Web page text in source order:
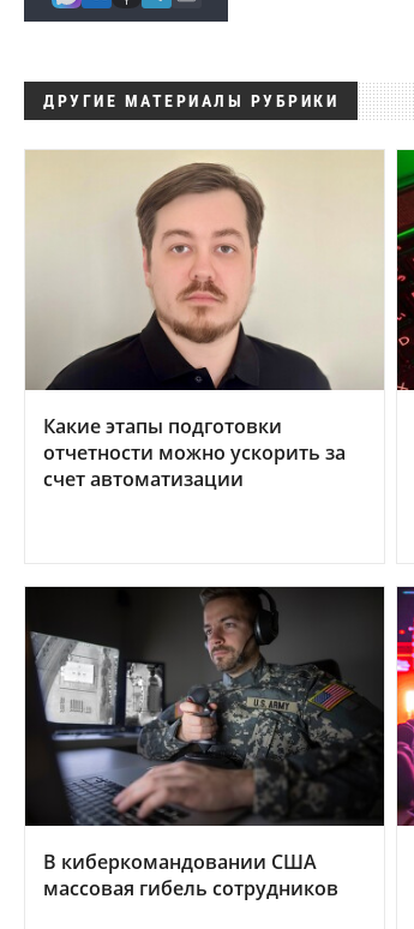
ДРУГИЕ МАТЕРИАЛЫ РУБРИКИ
Какие этапы подготовки
отчетности можно ускорить за
счет автоматизации
В киберкомандовании США
массовая гибель сотрудников